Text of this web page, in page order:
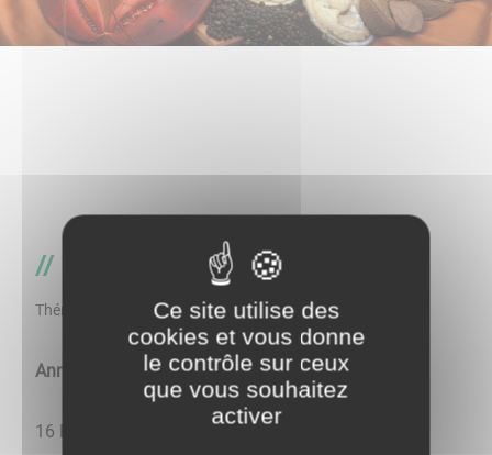
Thématique
Anne-Lise AUGUSTE - Diététicienne-nutritionniste
16 Place du Colonel Georges Bonnerue
Ce site utilise des
cookies et vous donne
le contrôle sur ceux
que vous souhaitez
activer